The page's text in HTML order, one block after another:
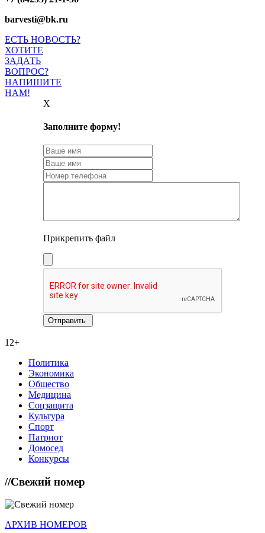
barvesti@bk.ru
ЕСТЬ НОВОСТЬ?
ХОТИТЕ
ЗАДАТЬ
ВОПРОС?
НАПИШИТЕ
НАМ!
X
Заполните форму!
Прикрепить файл
12+
Политика
Экономика
Общество
Медицина
Соцзащита
Культура
Спорт
Патриот
Домосед
Конкурсы
//Свежий номер
АРХИВ НОМЕРОВ